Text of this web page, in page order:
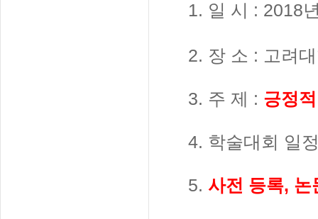
1. 일 시 : 2018
2. 장 소 : 고려
3. 주 제 : 긍정
4. 학술대회 일
5. 사전 등록,